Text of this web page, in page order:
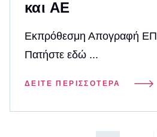
και ΑΕ
Εκπρόθεσμη
Πατήστε εδώ ...
ΔΕΊΤΕ ΠΕΡΙΣΣΌΤΕΡΑ